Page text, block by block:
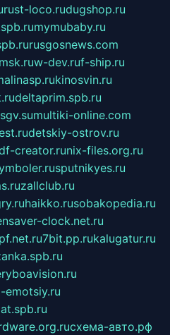
rust-loco.rudugshop.ru
mymubaby.ru
rusgosnews.com
w-dev.ruf-ship.ru
kinosvin.ru
deltaprim.spb.ru
sgv.sumultiki-online.com
detskiy-ostrov.ru
creator.runix-files.org.ru
sputnikyes.ru
zallclub.ru
haikko.rusobakopedia.ru
clock.net.ru
7bit.pp.rukalugatur.ru
emotsiy.ru
схема-авто.рф